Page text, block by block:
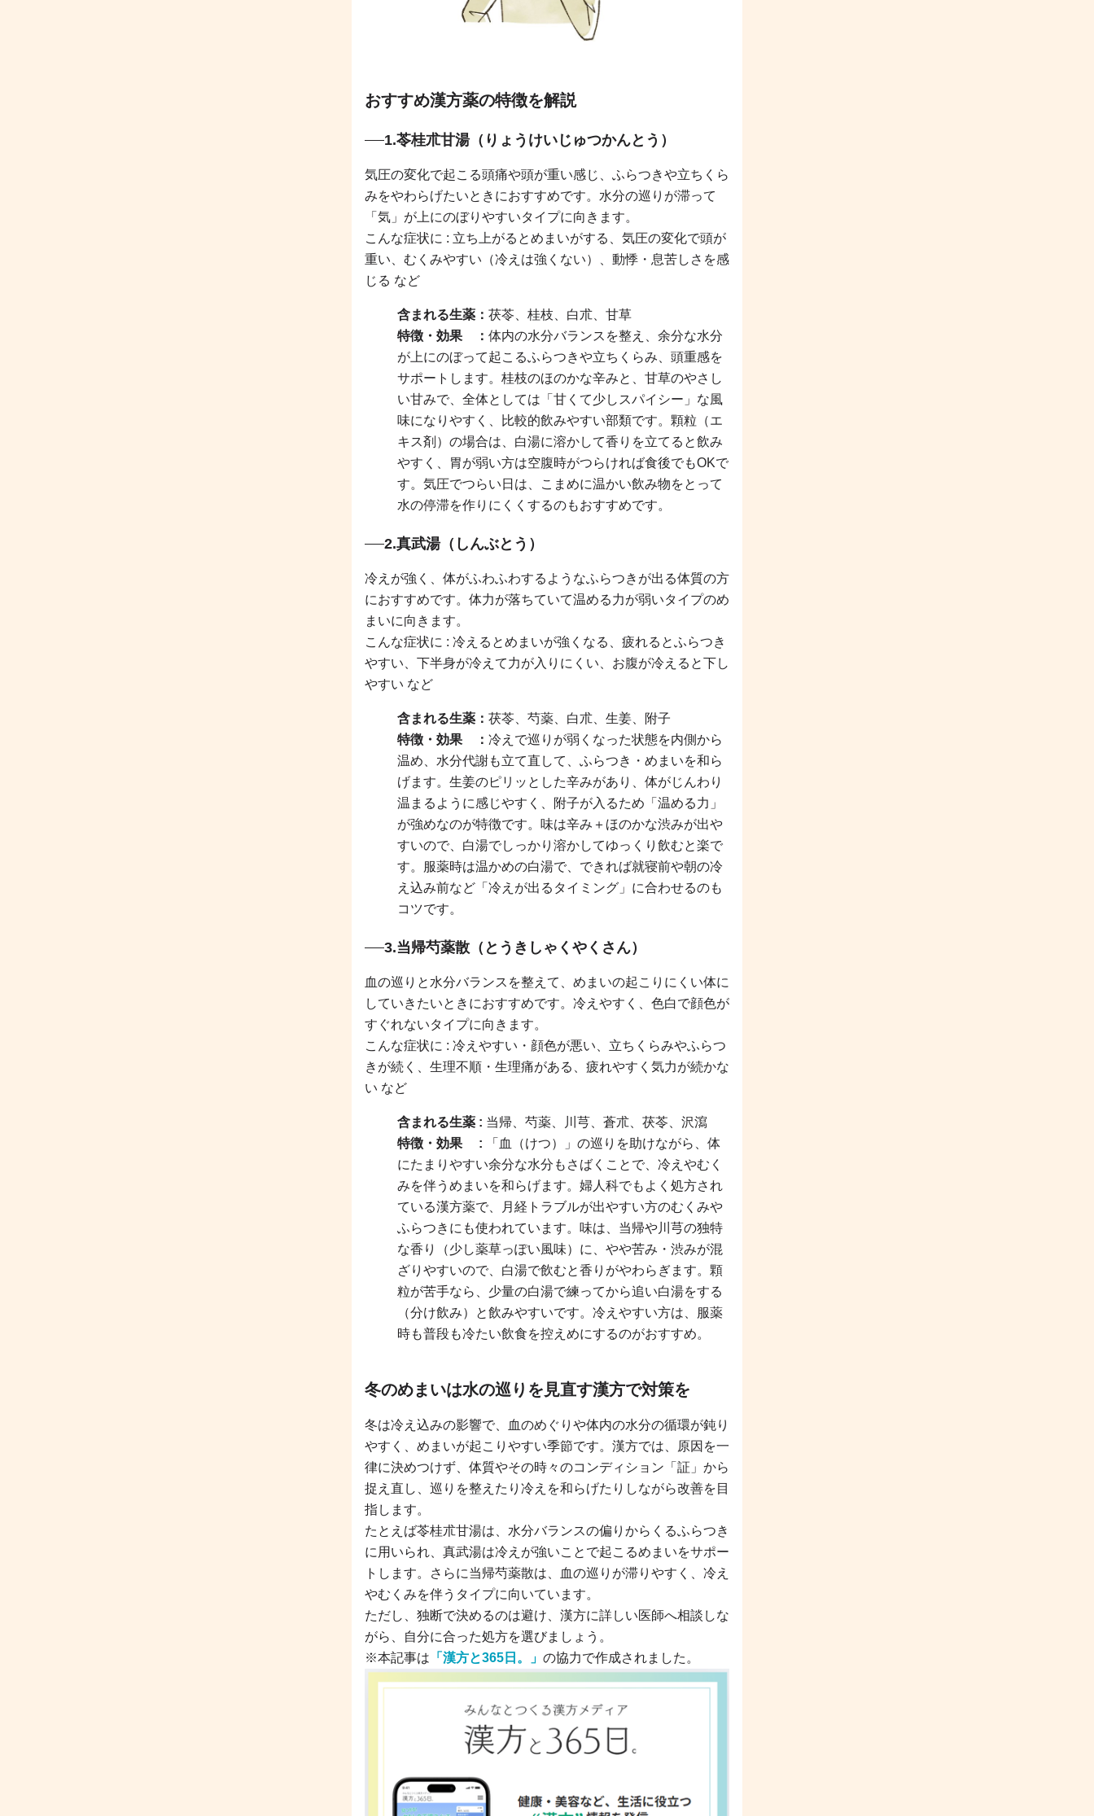
おすすめ漢方薬の特徴を解説
1.苓桂朮甘湯（りょうけいじゅつかんとう）
気圧の変化で起こる頭痛や頭が重い感じ、ふらつきや立ちくら
みをやわらげたいときにおすすめです。水分の巡りが滞って
「気」が上にのぼりやすいタイプに向きます。
こんな症状に : 立ち上がるとめまいがする、気圧の変化で頭が
重い、むくみやすい（冷えは強くない）、動悸・息苦しさを感
じる など
含まれる生薬： 茯苓、桂枝、白朮、甘草
特徴・効果 ： 体内の水分バランスを整え、余分な水分
が上にのぼって起こるふらつきや立ちくらみ、頭重感を
サポートします。桂枝のほのかな辛みと、甘草のやさし
い甘みで、全体としては「甘くて少しスパイシー」な風
味になりやすく、比較的飲みやすい部類です。顆粒（エ
キス剤）の場合は、白湯に溶かして香りを立てると飲み
やすく、胃が弱い方は空腹時がつらければ食後でもOKで
す。気圧でつらい日は、こまめに温かい飲み物をとって
水の停滞を作りにくくするのもおすすめです。
2.真武湯（しんぶとう）
冷えが強く、体がふわふわするようなふらつきが出る体質の方
におすすめです。体力が落ちていて温める力が弱いタイプのめ
まいに向きます。
こんな症状に : 冷えるとめまいが強くなる、疲れるとふらつき
やすい、下半身が冷えて力が入りにくい、お腹が冷えると下し
やすい など
含まれる生薬： 茯苓、芍薬、白朮、生姜、附子
特徴・効果 ： 冷えで巡りが弱くなった状態を内側から
温め、水分代謝も立て直して、ふらつき・めまいを和ら
げます。生姜のピリッとした辛みがあり、体がじんわり
温まるように感じやすく、附子が入るため「温める力」
が強めなのが特徴です。味は辛み＋ほのかな渋みが出や
すいので、白湯でしっかり溶かしてゆっくり飲むと楽で
す。服薬時は温かめの白湯で、できれば就寝前や朝の冷
え込み前など「冷えが出るタイミング」に合わせるのも
コツです。
3.当帰芍薬散（とうきしゃくやくさん）
血の巡りと水分バランスを整えて、めまいの起こりにくい体に
していきたいときにおすすめです。冷えやすく、色白で顔色が
すぐれないタイプに向きます。
こんな症状に : 冷えやすい・顔色が悪い、立ちくらみやふらつ
きが続く、生理不順・生理痛がある、疲れやすく気力が続かな
い など
含まれる生薬 : 当帰、芍薬、川芎、蒼朮、茯苓、沢瀉
特徴・効果 :
「血（けつ）」の巡りを助けながら、体
にたまりやすい余分な水分もさばくことで、冷えやむく
みを伴うめまいを和らげます。婦人科でもよく処方され
ている漢方薬で、月経トラブルが出やすい方のむくみや
ふらつきにも使われています。味は、当帰や川芎の独特
な香り（少し薬草っぽい風味）に、やや苦み・渋みが混
ざりやすいので、白湯で飲むと香りがやわらぎます。顆
粒が苦手なら、少量の白湯で練ってから追い白湯をする
（分け飲み）と飲みやすいです。冷えやすい方は、服薬
時も普段も冷たい飲食を控えめにするのがおすすめ。
冬のめまいは水の巡りを見直す漢方で対策を
冬は冷え込みの影響で、血のめぐりや体内の水分の循環が鈍り
やすく、めまいが起こりやすい季節です。漢方では、原因を一
律に決めつけず、体質やその時々のコンディション「証」から
捉え直し、巡りを整えたり冷えを和らげたりしながら改善を目
指します。
たとえば苓桂朮甘湯は、水分バランスの偏りからくるふらつき
に用いられ、真武湯は冷えが強いことで起こるめまいをサポー
トします。さらに当帰芍薬散は、血の巡りが滞りやすく、冷え
やむくみを伴うタイプに向いています。
ただし、独断で決めるのは避け、漢方に詳しい医師へ相談しな
がら、自分に合った処方を選びましょう。
※本記事は 「漢方と365日。」 の協力で作成されました。